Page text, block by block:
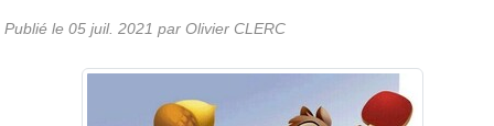
Publié le 05 juil. 2021 par Olivier CLERC